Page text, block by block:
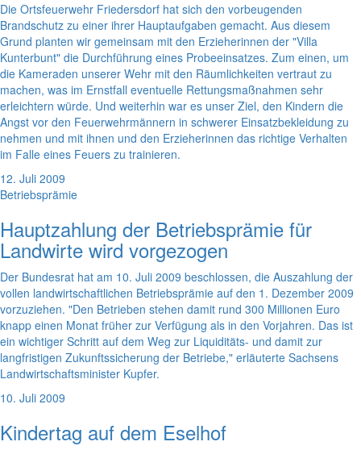
Die Ortsfeuerwehr Friedersdorf hat sich den vorbeugenden
Brandschutz zu einer ihrer Hauptaufgaben gemacht. Aus diesem
Grund planten wir gemeinsam mit den Erzieherinnen der "Villa
Kunterbunt" die Durchführung eines Probeeinsatzes. Zum einen, um
die Kameraden unserer Wehr mit den Räumlichkeiten vertraut zu
machen, was im Ernstfall eventuelle Rettungsmaßnahmen sehr
erleichtern würde. Und weiterhin war es unser Ziel, den Kindern die
Angst vor den Feuerwehrmännern in schwerer Einsatzbekleidung zu
nehmen und mit ihnen und den Erzieherinnen das richtige Verhalten
im Falle eines Feuers zu trainieren.
12. Juli 2009
Betriebsprämie
Hauptzahlung der Betriebsprämie für
Landwirte wird vorgezogen
Der Bundesrat hat am 10. Juli 2009 beschlossen, die Auszahlung der
vollen landwirtschaftlichen Betriebsprämie auf den 1. Dezember 2009
vorzuziehen. "Den Betrieben stehen damit rund 300 Millionen Euro
knapp einen Monat früher zur Verfügung als in den Vorjahren. Das ist
ein wichtiger Schritt auf dem Weg zur Liquiditäts- und damit zur
langfristigen Zukunftssicherung der Betriebe," erläuterte Sachsens
Landwirtschaftsminister Kupfer.
10. Juli 2009
Kindertag auf dem Eselhof